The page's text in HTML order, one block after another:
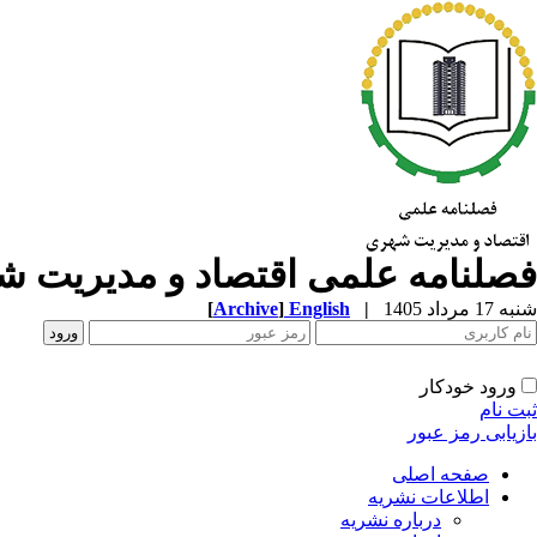
فصلنامه علمی اقتصاد و مدیریت
شنبه 17 مرداد 1405 |
English
[Archive]
ورود خودکار
ثبت نام
بازیابی رمز عبور
صفحه اصلی
اطلاعات نشریه
درباره نشریه